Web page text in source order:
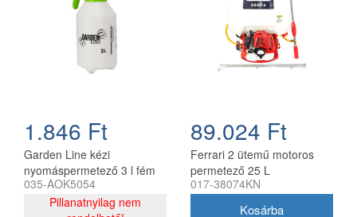
1.846 Ft
Garden Line kézi
nyomáspermetező 3 l fém
szórófejjel
035-AOK5054
Pillanatnyilag nem
89.024 Ft
Ferrari 2 ütemű motoros
permetező 25 L
nagynyomású bronz
017-38074KN